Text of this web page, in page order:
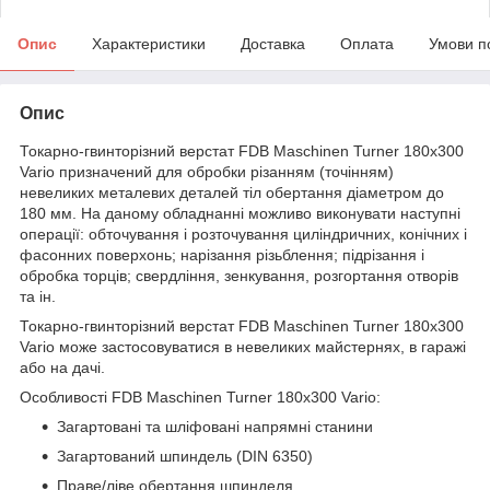
Опис Характеристики Доставка Оплата Умови
Опис
Токарно-гвинторізний верстат FDB Maschinen Turner 180х300
Vario призначений для обробки різанням (точінням)
невеликих металевих деталей тіл обертання діаметром до
180 мм. На даному обладнанні можливо виконувати наступні
операції: обточування і розточування циліндричних, конічних і
фасонних поверхонь; нарізання різьблення; підрізання і
обробка торців; свердління, зенкування, розгортання отворів
та ін.
Токарно-гвинторізний верстат FDB Maschinen Turner 180х300
Vario може застосовуватися в невеликих майстернях, в гаражі
або на дачі.
Особливості FDB Maschinen Turner 180х300 Vario:
Загартовані та шліфовані напрямні станини
Загартований шпиндель (DIN 6350)
Праве/ліве обертання шпинделя